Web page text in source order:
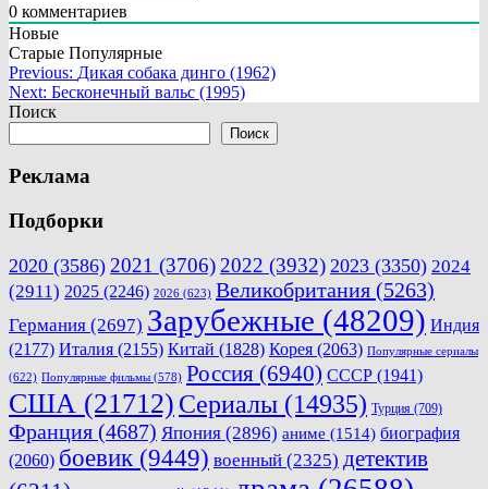
0 комментариев
Новые
Старые Популярные
Навигация
по
Previous: Дикая собака динго (1962)
Next: Бесконечный вальс (1995)
Поиск
Поиск
Реклама
Подборки
2020 (3586) 2021 (3706) 2022 (3932) 2023 (3350) 2024
(2911) 2025 (2246) 2026 (623) Великобритания (5263)
Германия (2697) Зарубежные (48209) Индия
(2177) Италия (2155) Китай (1828) Корея (2063) Популярные сериалы
(622) Популярные фильмы (578) Россия (6940) СССР (1941)
США (21712) Сериалы (14935) Турция (709)
Франция (4687) Япония (2896) аниме (1514) биография
(2060) боевик (9449) военный (2325) детектив